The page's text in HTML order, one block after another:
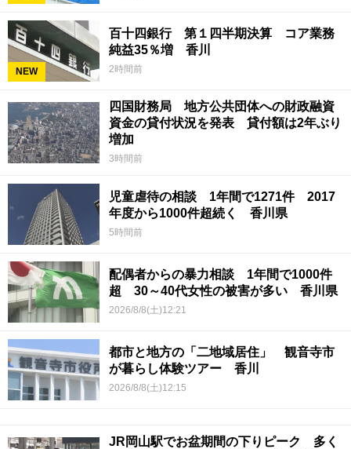
NEW
百十四銀行 第１四半期決算 コア業務
純益35％増 香川
2時間前
四国財務局 地方公共団体への財政融資
資金の貸付状況を発表 貸付額は2年ぶり
増加
3時間前
児童虐待の相談 1年間で1271件 2017
年度から1000件超続く 香川県
5時間前
配偶者からの暴力相談 1年間で1000件
超 30～40代女性の被害が多い 香川県
2026/8/8(土)12:21
都市と地方の「二地域居住」 観音寺市
が暮らし体験ツアー 香川
2026/8/8(土)12:15
JR岡山駅でお盆期間の下りピーク 多く